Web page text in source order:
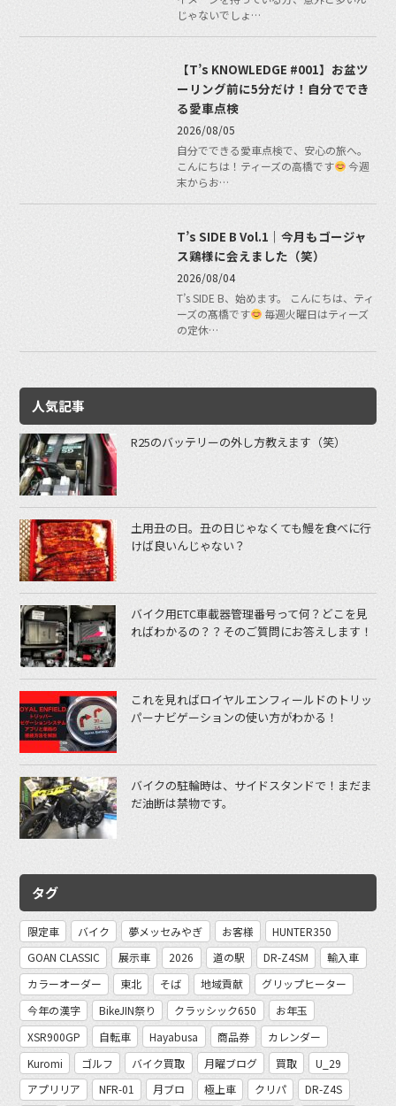
じゃないでしょ…
【T’s KNOWLEDGE #001】お盆ツ
ーリング前に5分だけ！自分ででき
る愛車点検
2026/08/05
自分でできる愛車点検で、安心の旅へ。
こんにちは！ティーズの高橋です
今週
末からお…
T’s SIDE B Vol.1｜今月もゴージャ
ス鶏様に会えました（笑）
2026/08/04
T’s SIDE B、始めます。 こんにちは、ティ
ーズの髙橋です
毎週火曜日はティーズ
の定休…
人気記事
R25のバッテリーの外し方教えます（笑）
土用丑の日。丑の日じゃなくても鰻を食べに行
けば良いんじゃない？
バイク用ETC車載器管理番号って何？どこを見
ればわかるの？？そのご質問にお答えします！
これを見ればロイヤルエンフィールドのトリッ
パーナビゲーションの使い方がわかる！
バイクの駐輪時は、サイドスタンドで！まだま
だ油断は禁物です。
タグ
限定車 バイク 夢メッセみやぎ お客様
HUNTER350
GOAN CLASSIC
展示車 2026 道の駅 DR-Z4SM
輸入車
カラーオーダー
東北 そば 地域貢献
グリップヒーター
今年の漢字
BikeJIN祭り クラッシック650
お年玉
XSR900GP
自転車 Hayabusa 商品券
カレンダー
Kuromi
ゴルフ バイク買取 月曜ブログ 買取
U_29
アプリリア
NFR-01 月ブロ 極上車 クリパ
DR-Z4S